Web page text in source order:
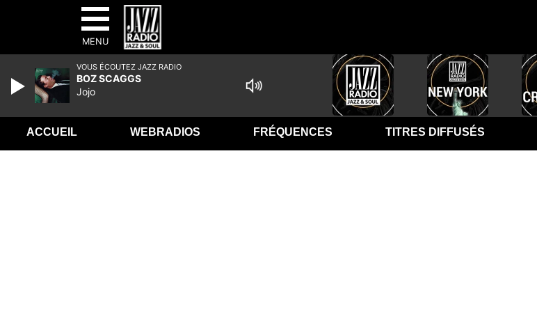
MENU
ACCUEIL WEBRADIOS FRÉQUENCES TITRES DIFFUSÉS
VOUS ÉCOUTEZ JAZZ RADIO
BOZ SCAGGS
Jojo